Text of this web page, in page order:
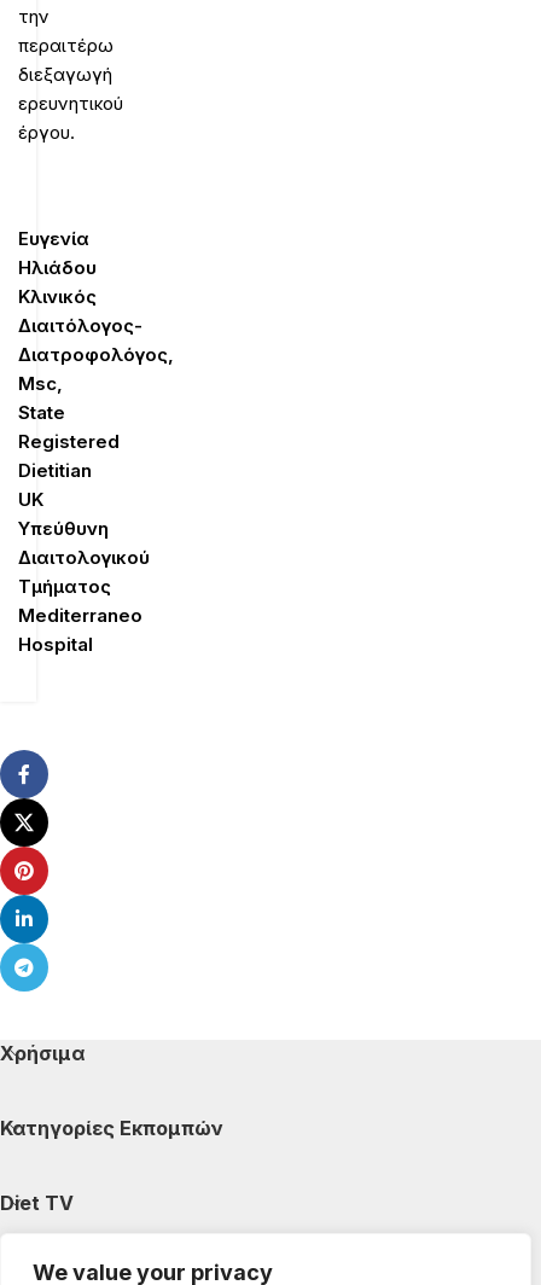
We value your privacy
την
περαιτέρω
διεξαγωγή
ερευνητικού
έργου.
Ευγενία
Ηλιάδου
Κλινικός
Διαιτόλογος-
Διατροφολόγος,
Μsc,
State
Registered
Dietitian
UK
Υπεύθυνη
Διαιτολογικού
Τμήματος
Mediterraneo
Hospital
Χρήσιμα
Κατηγορίες Εκπομπών
Diet TV
Κατηγορίες Άρθρων